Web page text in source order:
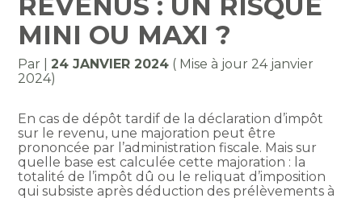
REVENUS : UN RISQUE
MINI OU MAXI ?
Par |24 JANVIER 2024 ( Mise à jour 24 janvier
2024)
En cas de dépôt tardif de la déclaration d’impôt
sur le revenu, une majoration peut être
prononcée par l’administration fiscale. Mais sur
quelle base est calculée cette majoration : la
totalité de l’impôt dû ou le reliquat d’imposition
qui subsiste après déduction des prélèvements à